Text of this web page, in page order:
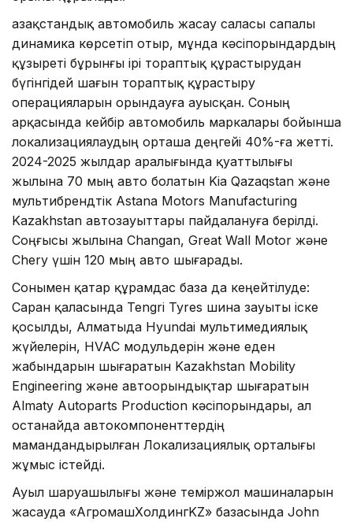
Қазақстандық автомобиль жасау саласы сапалы
динамика көрсетіп отыр, мұнда кәсіпорындардың
құзыреті бұрынғы ірі тораптық құрастырудан
бүгінгідей шағын тораптық құрастыру
операцияларын орындауға ауысқан. Соның
арқасында кейбір автомобиль маркалары бойынша
локализациялаудың орташа деңгейі 40%-ға жетті.
2024-2025 жылдар аралығында қуаттылығы
жылына 70 мың авто болатын Kia Qazaqstan және
мультибрендтік Astana Motors Manufacturing
Kazakhstan автозауыттары пайдалануға берілді.
Соңғысы жылына Changan, Great Wall Motor және
Chery үшін 120 мың авто шығарады.
Сонымен қатар құрамдас база да кеңейтілуде:
Саран қаласында Tengri Tyres шина зауыты іске
қосылды, Алматыда Hyundai мультимедиялық
жүйелерін, HVAC модульдерін және еден
жабындарын шығаратын Kazakhstan Mobility
Engineering және автоорындықтар шығаратын
Almaty Autoparts Production кәсіпорындары, ал
Қостанайда автокомпоненттердің
мамандандырылған Локализациялық орталығы
жұмыс істейді.
Ауыл шаруашылығы және теміржол машиналарын
жасауда «АгромашХолдингKZ» базасында John